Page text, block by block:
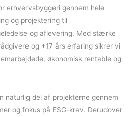
erhvervsbyggeri gennem hele
og projektering til
og aflevering. Med stærke
og +17 års erfaring sikrer vi
økonomisk rentable og
naturlig del af projekterne gennem
og fokus på ESG-krav. Derudover